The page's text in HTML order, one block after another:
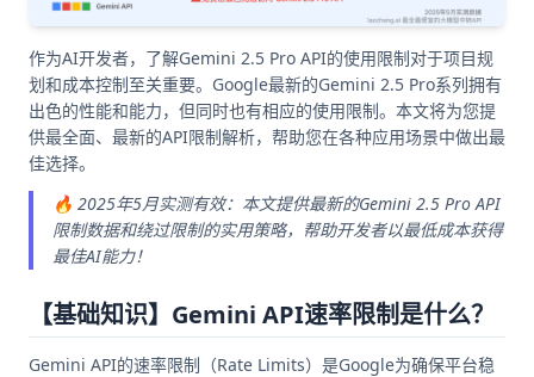
作为AI开发者，了解Gemini 2.5 Pro API的使用限制对于项目规
划和成本控制至关重要。Google最新的Gemini 2.5 Pro系列拥有
出色的性能和能力，但同时也有相应的使用限制。本文将为您提
供最全面、最新的API限制解析，帮助您在各种应用场景中做出最
佳选择。
🔥 2025年5月实测有效：本文提供最新的Gemini 2.5 Pro API
限制数据和绕过限制的实用策略，帮助开发者以最低成本获得
最佳AI能力！
【基础知识】Gemini API速率限制是什么？
Gemini API的速率限制（Rate Limits）是Google为确保平台稳